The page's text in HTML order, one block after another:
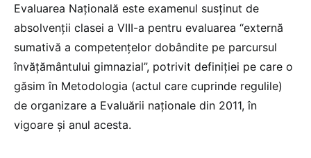
Evaluarea Națională este examenul susținut de
absolvenții clasei a VIII-a pentru evaluarea “externă
sumativă a competențelor dobândite pe parcursul
învățământului gimnazial”, potrivit definiției pe care o
găsim în Metodologia (actul care cuprinde regulile)
de organizare a Evaluării naționale din 2011, în
vigoare și anul acesta.